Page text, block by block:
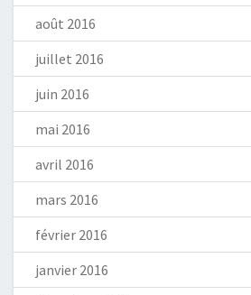
août 2016
juillet 2016
juin 2016
mai 2016
avril 2016
mars 2016
février 2016
janvier 2016